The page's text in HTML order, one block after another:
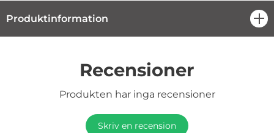
Produktinformation
Recensioner
Produkten har inga recensioner
Skriv en recension